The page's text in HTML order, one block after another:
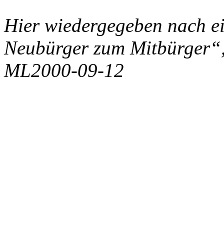
Hier wiedergegeben nach
Neubürger zum
ML2000-09-12